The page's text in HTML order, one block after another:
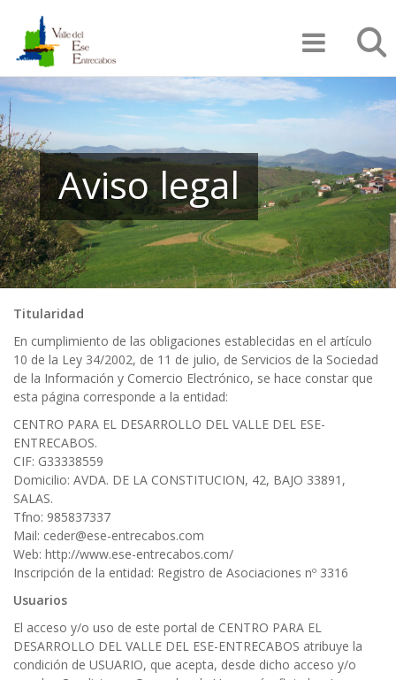
contenido
principal
Aviso legal
Titularidad
En cumplimiento de las obligaciones establecidas en el artículo
10 de la Ley 34/2002, de 11 de julio, de Servicios de la Sociedad
de la Información y Comercio Electrónico, se hace constar que
esta página corresponde a la entidad:
CENTRO PARA EL DESARROLLO DEL VALLE DEL ESE-
ENTRECABOS.
CIF: G33338559
Domicilio: AVDA. DE LA CONSTITUCION, 42, BAJO 33891,
SALAS.
Tfno: 985837337
Mail: ceder@ese-entrecabos.com
Web: http://www.ese-entrecabos.com/
Inscripción de la entidad: Registro de Asociaciones nº 3316
Usuarios
El acceso y/o uso de este portal de CENTRO PARA EL
DESARROLLO DEL VALLE DEL ESE-ENTRECABOS atribuye la
condición de USUARIO, que acepta, desde dicho acceso y/o